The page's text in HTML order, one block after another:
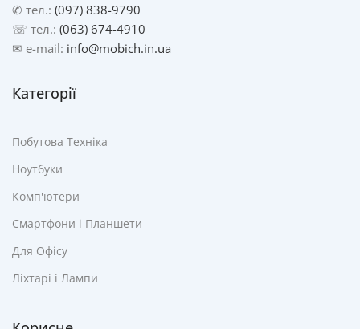
✆ тел.: (097) 838-9790
☏ тел.: (063) 674-4910
✉ e-mail: info@mobich.in.ua
Категорії
Побутова Техніка
Ноутбуки
Комп'ютери
Смартфони і Планшети
Для Офісу
Ліхтарі і Лампи